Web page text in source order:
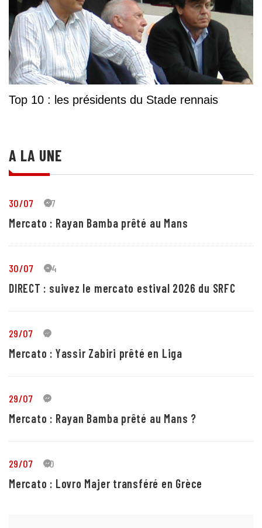
Top 10 : les présidents du Stade rennais
A LA UNE
30/07 37
Mercato : Rayan Bamba prêté au Mans
30/07 24
DIRECT : suivez le mercato estival 2026 du SRFC
29/07 5
Mercato : Yassir Zabiri prêté en Liga
29/07 1
Mercato : Rayan Bamba prêté au Mans ?
29/07 10
Mercato : Lovro Majer transféré en Grèce